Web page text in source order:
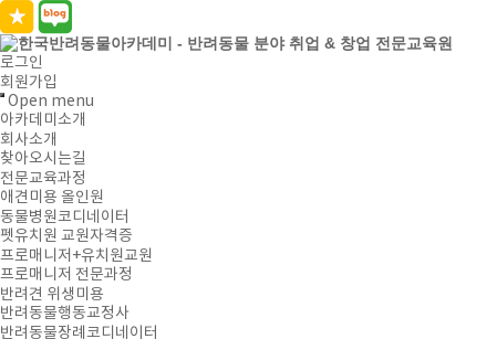
로그인
회원가입
Open menu
아카데미소개
회사소개
찾아오시는길
전문교육과정
애견미용 올인원
동물병원코디네이터
펫유치원 교원자격증
프로매니저+유치원교원
프로매니저 전문과정
반려견 위생미용
반려동물행동교정사
반려동물장례코디네이터